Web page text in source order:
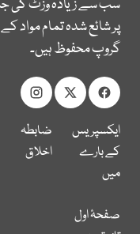
سب سے زیادہ وزٹ کی
پر شائع شدہ تمام مواد
گروپ محفوظ ہیں۔
ایکسپریس
کے بارے
میں
ضابطہ
اخلاق
صفحۂ اول